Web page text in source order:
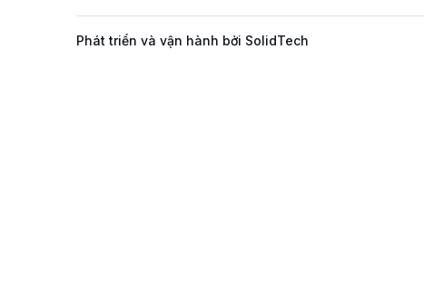
Phát triển và vận hành bởi SolidTech